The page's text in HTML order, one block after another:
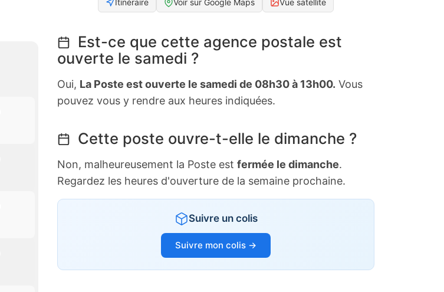
Itinéraire Voir sur Google Maps Vue satellite
Est-ce que cette agence postale est
ouverte le samedi ?
Oui, La Poste est ouverte le samedi de 08h30 à 13h00. Vous
pouvez vous y rendre aux heures indiquées.
Cette poste ouvre-t-elle le dimanche ?
Non, malheureusement la Poste est fermée le dimanche.
Regardez les heures d'ouverture de la semaine prochaine.
Suivre un colis
Suivre mon colis →